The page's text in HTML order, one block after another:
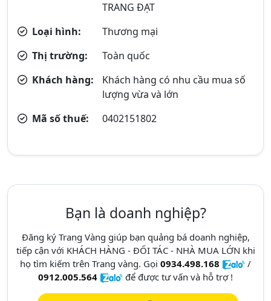
TRANG ĐẠT
Loại hình:
Thương mại
Thị trường:
Toàn quốc
Khách hàng:
Khách hàng có nhu cầu mua số
lượng vừa và lớn
Mã số thuế:
0402151802
Bạn là doanh nghiệp?
Đăng ký Trang Vàng giúp bạn quảng bá doanh nghiệp,
tiếp cận với KHÁCH HÀNG - ĐỐI TÁC - NHÀ MUA LỚN khi
họ tìm kiếm trên Trang vàng. Gọi 0934.498.168
/
0912.005.564
để được tư vấn và hỗ trợ !